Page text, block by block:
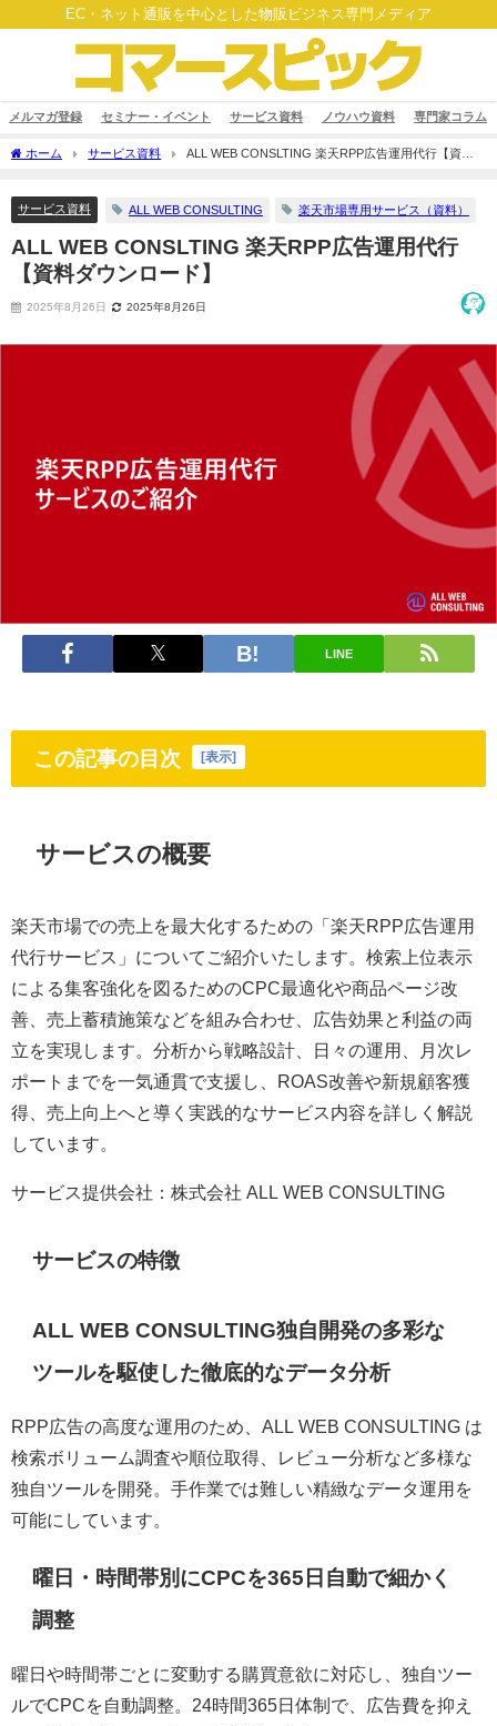
EC・ネット通販を中心とした物販ビジネス専門メディア
メルマガ登録 セミナー・イベント サービス資料 ノウハウ資料 専門家コラム
ホーム サービス資料
ALL WEB CONSLTING 楽天RPP広告運用代行【資料
サービス資料 ALL WEB CONSULTING 楽天市場専用サービス（資料）
ALL WEB CONSLTING 楽天RPP広告運用代行
【資料ダウンロード】
2025年8月26日 2025年8月26日
LINE
この記事の目次 表示
サービスの概要
楽天市場での売上を最大化するための「楽天RPP広告運用
代行サービス」についてご紹介いたします。検索上位表示
による集客強化を図るためのCPC最適化や商品ページ改
善、売上蓄積施策などを組み合わせ、広告効果と利益の両
立を実現します。分析から戦略設計、日々の運用、月次レ
ポートまでを一気通貫で支援し、ROAS改善や新規顧客獲
得、売上向上へと導く実践的なサービス内容を詳しく解説
しています。
サービス提供会社：株式会社 ALL WEB CONSULTING
サービスの特徴
ALL WEB CONSULTING独自開発の多彩な
ツールを駆使した徹底的なデータ分析
RPP広告の高度な運用のため、ALL WEB CONSULTING は
検索ボリューム調査や順位取得、レビュー分析など多様な
独自ツールを開発。手作業では難しい精緻なデータ運用を
可能にしています。
曜日・時間帯別にCPCを365日自動で細かく
調整
曜日や時間帯ごとに変動する購買意欲に対応し、独自ツー
ルでCPCを自動調整。24時間365日体制で、広告費を抑え